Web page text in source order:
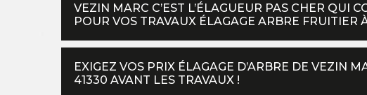
VEZIN MARC C’EST L’ÉLAGUEUR PAS CHER QUI
POUR VOS TRAVAUX ÉLAGAGE ARBRE FRUITIER
EXIGEZ VOS PRIX ÉLAGAGE D’ARBRE DE VEZIN
41330 AVANT LES TRAVAUX !